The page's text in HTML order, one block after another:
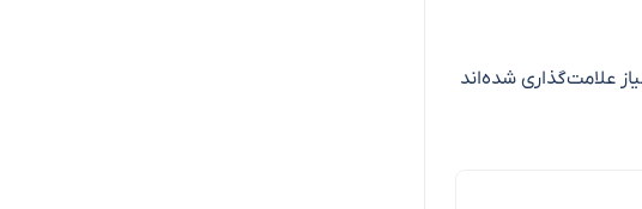
علامت‌گذاری شده‌اند